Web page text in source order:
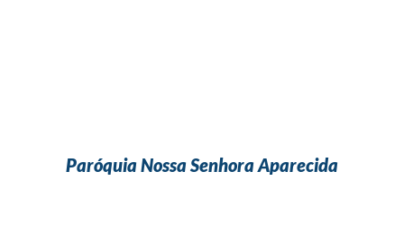
Paróquia Nossa Senhora Aparecida